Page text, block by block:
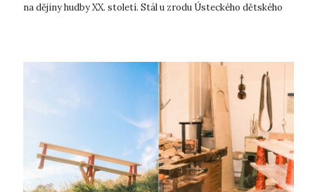
na dějiny hudby XX. století. Stál u zrodu Ústeckého dětského